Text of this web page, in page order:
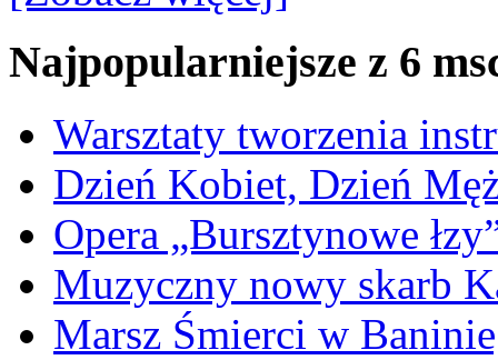
Najpopularniejsze z 6
Warsztaty tworzenia
Dzień Kobiet, Dzień
Opera „Bursztynowe
Muzyczny nowy skarb
Marsz Śmierci w